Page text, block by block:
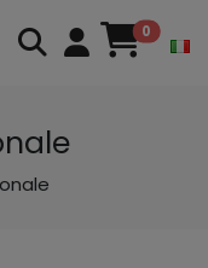
0